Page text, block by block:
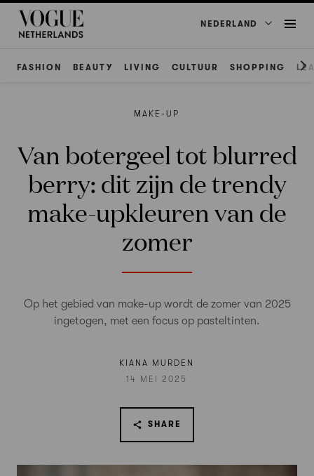
NEDERLAND
FASHION BEAUTY LIVING CULTUUR SHOPPING
ΜAKE-UP
Van botergeel tot blurred
berry: dit zijn de trendy
make-upkleuren van de
zomer
Op het gebied van make-up wordt de zomer van 2025
ingetogen, met een focus op pasteltinten.
KIANA MURDEN
14 MEI 2025
SHARE